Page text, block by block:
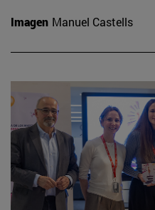
Imagen Manuel Castells